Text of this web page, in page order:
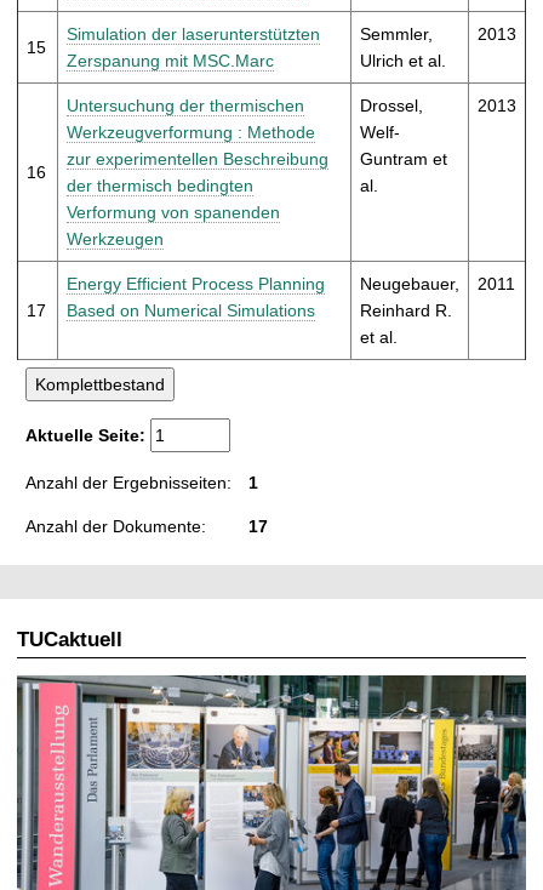
15
Simulation der laserunterstützten
Zerspanung mit MSC.Marc
Semmler,
Ulrich et al.
2013
16
Untersuchung der thermischen
Werkzeugverformung : Methode
zur experimentellen Beschreibung
der thermisch bedingten
Verformung von spanenden
Werkzeugen
Drossel,
Welf-
Guntram et
al.
2013
17
Energy Efficient Process Planning
Based on Numerical Simulations
Neugebauer,
Reinhard R.
et al.
2011
Aktuelle Seite:
Anzahl der Ergebnisseiten: 1
Anzahl der Dokumente: 17
TUCaktuell